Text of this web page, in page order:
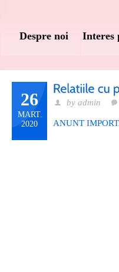
Despre noi Interes
26
MART.
2020
by admin
ANUNT